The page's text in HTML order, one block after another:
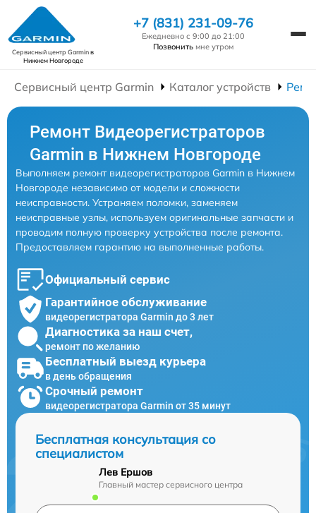
Сервисный центр Garminв
Нижнем Новгороде
+7 (831) 231-09-76
Ежедневно с 9:00 до 21:00
Позвонить мне утром
Сервисный центр Garmin Каталог устройств
Ремонт Видеорегистраторов
Garmin в Нижнем Новгороде
Выполняем ремонт видеорегистраторов Garmin в Нижнем
Новгороде независимо от модели и сложности
неисправности. Устраняем поломки, заменяем
неисправные узлы, используем оригинальные запчасти и
проводим полную проверку устройства после ремонта.
Предоставляем гарантию на выполненные работы.
Официальный сервис
Гарантийное обслуживание
видеорегистратора Garmin до 3 лет
Диагностика за наш счет,
ремонт по желанию
Бесплатный выезд курьера
в день обращения
Срочный ремонт
видеорегистратора Garmin от 35 минут
Бесплатная консультация со
специалистом
Лев Ершов
Главный мастер сервисного центра